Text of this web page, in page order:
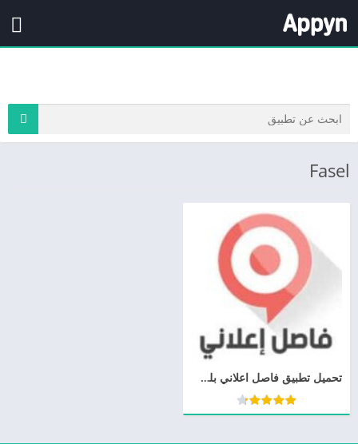
Fasel
تحميل تطبيق فاصل اعلاني بلس apk للاندرويد Fasel HD والايفون